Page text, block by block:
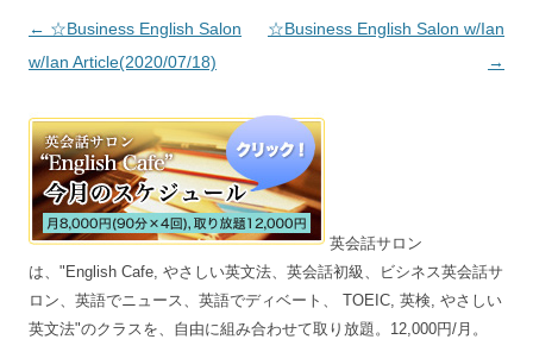
投稿ナビゲーション
← ☆Business English Salon
w/Ian Article(2020/07/18)
☆Business English Salon w/Ian
→
英会話サロン
は、"English Cafe, やさしい英文法、英会話初級、ビシネス英会話サ
ロン、英語でニュース、英語でディベート、 TOEIC, 英検, やさしい
英文法"のクラスを、自由に組み合わせて取り放題。12,000円/月。